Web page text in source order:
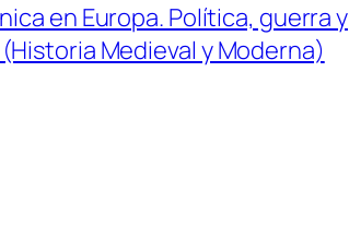
en Europa. Política, guerra y
Medieval y Moderna)